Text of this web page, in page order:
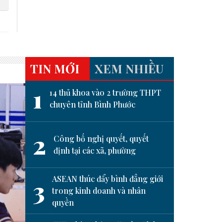
TIN MỚI XEM NHIỀU
1
14 thủ khoa vào 2 trường THPT
chuyên tỉnh Bình Phước
2
Công bố nghị quyết, quyết
định tại các xã, phường
3
ASEAN thúc đẩy bình đẳng giới
trong kinh doanh và nhân
quyền